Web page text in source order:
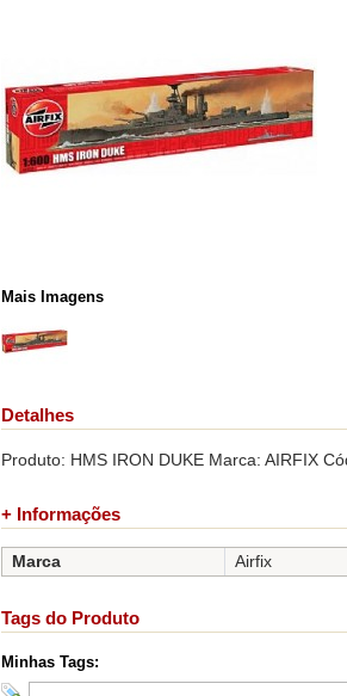
Mais Imagens
Detalhes
Produto: HMS IRON DUKE Marca: AIRFIX
+ Informações
Marca Airfix
Tags do Produto
Minhas Tags: